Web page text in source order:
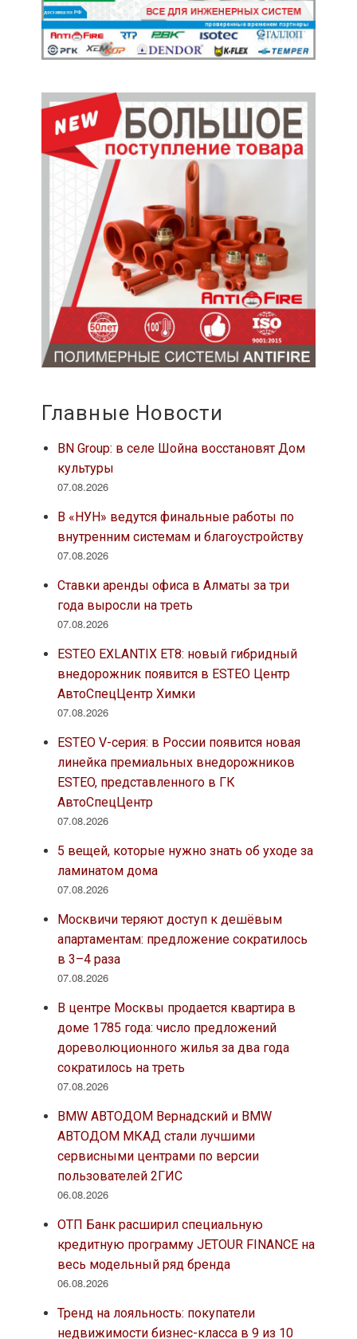
Главные Новости
BN Group: в селе Шойна восстановят Дом
культуры
07.08.2026
В «НУН» ведутся финальные работы по
внутренним системам и благоустройству
07.08.2026
Ставки аренды офиса в Алматы за три
года выросли на треть
07.08.2026
ESTEO EXLANTIX ET8: новый гибридный
внедорожник появится в ESTEO Центр
АвтоСпецЦентр Химки
07.08.2026
ESTEO V-серия: в России появится новая
линейка премиальных внедорожников
ESTEO, представленного в ГК
АвтоСпецЦентр
07.08.2026
5 вещей, которые нужно знать об уходе за
ламинатом дома
07.08.2026
Москвичи теряют доступ к дешёвым
апартаментам: предложение сократилось
в 3–4 раза
07.08.2026
В центре Москвы продается квартира в
доме 1785 года: число предложений
дореволюционного жилья за два года
сократилось на треть
07.08.2026
BMW АВТОДОМ Вернадский и BMW
АВТОДОМ МКАД стали лучшими
сервисными центрами по версии
пользователей 2ГИС
06.08.2026
ОТП Банк расширил специальную
кредитную программу JETOUR FINANCE на
весь модельный ряд бренда
06.08.2026
Тренд на лояльность: покупатели
недвижимости бизнес-класса в 9 из 10